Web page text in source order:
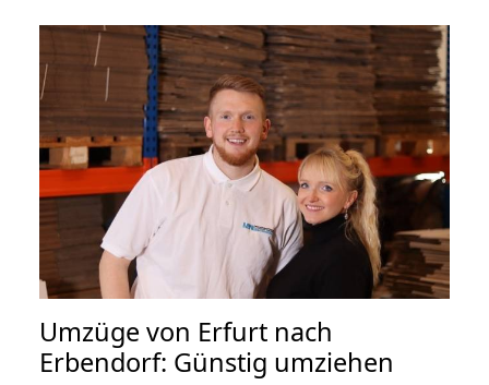
Umzüge von Erfurt nach
Erbendorf: Günstig umziehen